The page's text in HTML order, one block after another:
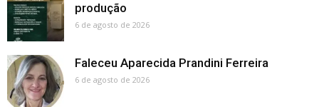
produção
6 de agosto de 2026
Faleceu Aparecida Prandini Ferreira
6 de agosto de 2026